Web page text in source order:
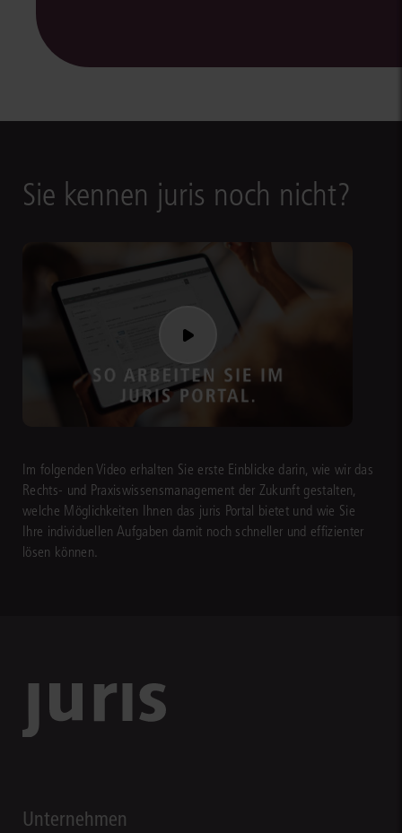
Sie kennen juris noch nicht?
Im folgenden Video erhalten Sie erste Einblicke darin, wie wir das
Rechts- und Praxiswissensmanagement der Zukunft gestalten,
welche Möglichkeiten Ihnen das juris Portal bietet und wie Sie
Ihre individuellen Aufgaben damit noch schneller und effizienter
lösen können.
Unternehmen